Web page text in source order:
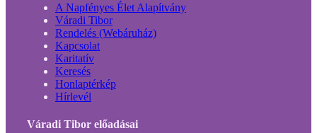
A Napfényes Élet Alapítvány
Váradi Tibor
Rendelés (Webáruház)
Kapcsolat
Karitatív
Keresés
Honlaptérkép
Hírlevél
Váradi Tibor előadásai